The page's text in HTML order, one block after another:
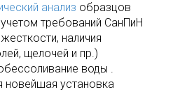
анализ образцов
требований СанПиН
наличия
щелочей и пр.)
воды .
новейшая установка